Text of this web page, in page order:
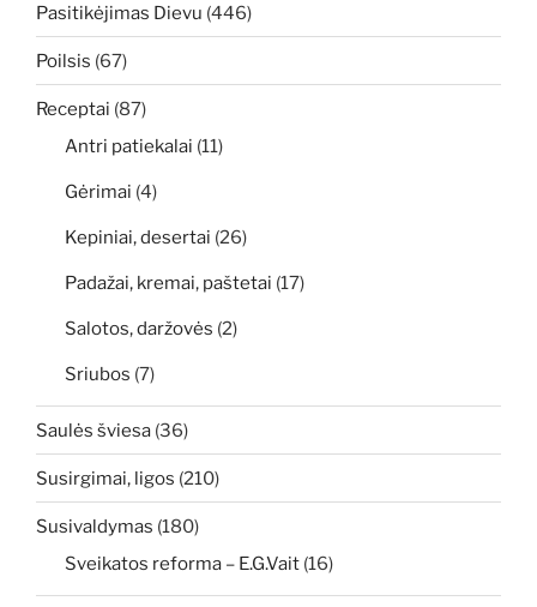
Pasitikėjimas Dievu (446)
Poilsis (67)
Receptai (87)
Antri patiekalai (11)
Gėrimai (4)
Kepiniai, desertai (26)
Padažai, kremai, paštetai (17)
Salotos, daržovės (2)
Sriubos (7)
Saulės šviesa (36)
Susirgimai, ligos (210)
Susivaldymas (180)
Sveikatos reforma – E.G.Vait (16)